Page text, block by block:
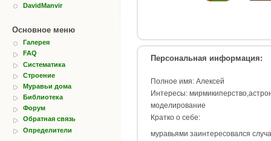
DavidManvir
Основное меню
Галерея
FAQ
Систематика
Строение
Муравьи дома
Библиотека
Форум
Обратная связь
Определители
Персональная информация:
Полное имя: Алексей
Интересы:
моделирование
Кратко о себе:
муравьями заинтересовался